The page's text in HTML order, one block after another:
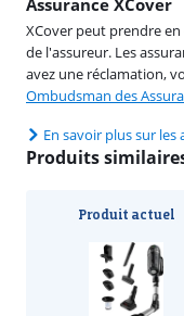
XCover peut prendre
de l'assureur. Les
avez une réclamation,
Ombudsman des
En savoir plus sur les
Produits
Produit actuel